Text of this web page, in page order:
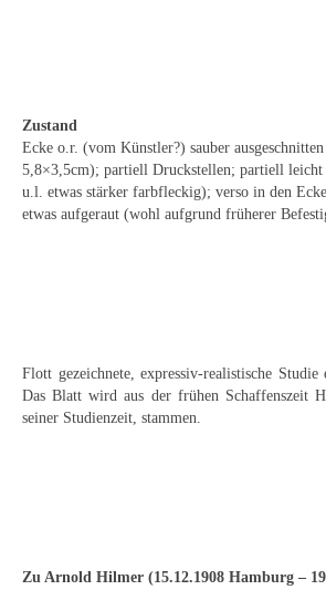
Weitere Künstler 1900-
Kunst nach 1945
Ludwig (Luis) Neu
Weitere Künstler nach 1945
Zustand
Ecke o.r. (vom Künstler?) sauber
5,8×3,5cm); partiell Druckstellen; partiell
u.l. etwas stärker farbfleckig); verso in den
etwas aufgeraut (wohl aufgrund früherer
Flott gezeichnete, expressiv-realistische Studie
Das Blatt wird aus der frühen Schaffenszeit
seiner Studienzeit, stammen.
Zu Arnold Hilmer (15.12.1908 Hamburg –